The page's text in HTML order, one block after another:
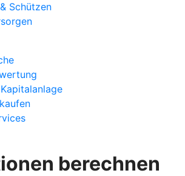
Schützen
berechnen